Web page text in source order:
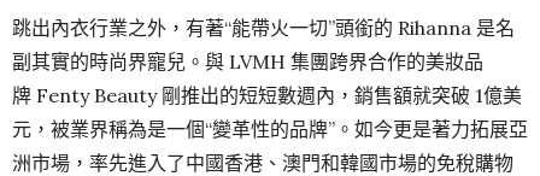
跳出內衣行業之外，有著“能帶火一切”頭銜的 Rihanna 是名
副其實的時尚界寵兒。與 LVMH 集團跨界合作的美妝品
牌 Fenty Beauty 剛推出的短短數週內，銷售額就突破 1億美
元，被業界稱為是一個“變革性的品牌”。如今更是著力拓展亞
洲市場，率先進入了中國香港、澳門和韓國市場的免稅購物